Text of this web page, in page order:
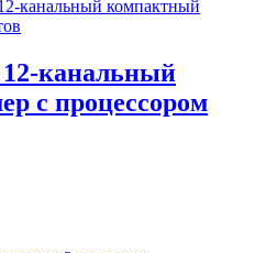
канальный
с процессором